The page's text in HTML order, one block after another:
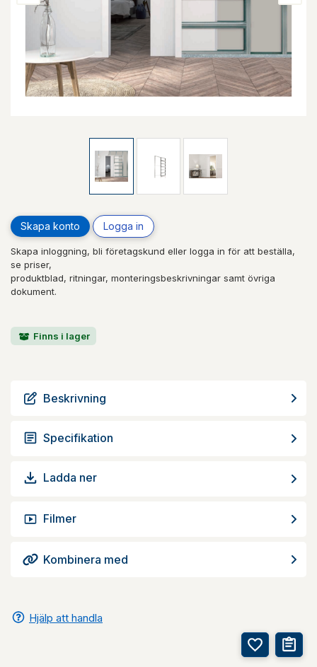
Skapa konto Logga in
Skapa inloggning, bli företagskund eller logga in för att beställa,
se priser,
produktblad, ritningar, monteringsbeskrivningar samt övriga
dokument.
Finns i lager
Beskrivning
Specifikation
Ladda ner
Filmer
Kombinera med
Hjälp att handla